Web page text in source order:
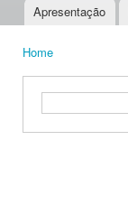
Main menu
Apresentação
Home
Search form